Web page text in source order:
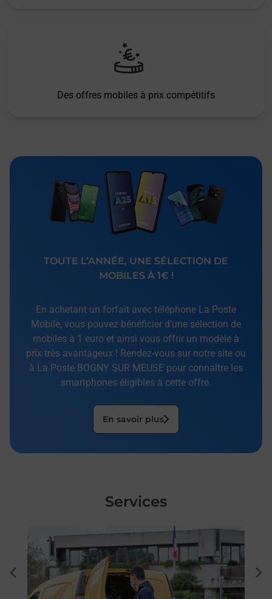
Des offres mobiles à prix compétitifs
TOUTE L’ANNÉE, UNE SÉLECTION DE
MOBILES À 1€ !
En achetant un forfait avec téléphone La Poste
Mobile, vous pouvez bénéficier d’une sélection de
mobiles à 1 euro et ainsi vous offrir un modèle à
prix très avantageux ! Rendez-vous sur notre site ou
à La Poste BOGNY SUR MEUSE pour connaître les
smartphones éligibles à cette offre.
En savoir plus
Services
En savoir plus